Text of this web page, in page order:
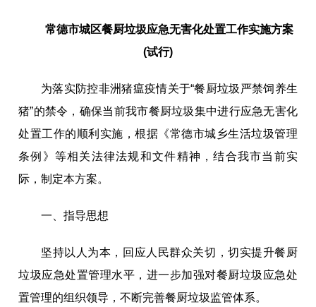
常德市城区餐厨垃圾应急无害化处置工作实施方案
(试行)
为落实防控非洲猪瘟疫情关于“餐厨垃圾严禁饲养生
猪”的禁令，确保当前我市餐厨垃圾集中进行应急无害化
处置工作的顺利实施，根据《常德市城乡生活垃圾管理
条例》等相关法律法规和文件精神，结合我市当前实
际，制定本方案。
一、指导思想
坚持以人为本，回应人民群众关切，切实提升餐厨
垃圾应急处置管理水平，进一步加强对餐厨垃圾应急处
置管理的组织领导，不断完善餐厨垃圾监管体系。